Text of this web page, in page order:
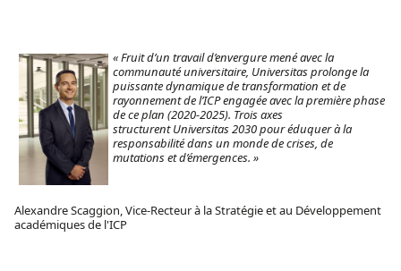
« Fruit d’un travail d’envergure mené avec la
communauté universitaire, Universitas prolonge la
puissante dynamique de transformation et de
rayonnement de l’ICP engagée avec la première phase
de ce plan (2020-2025). Trois axes
structurent Universitas 2030 pour éduquer à la
responsabilité dans un monde de crises, de
mutations et d’émergences. »
Alexandre Scaggion, Vice-Recteur à la Stratégie et au Développement
académiques de l'ICP